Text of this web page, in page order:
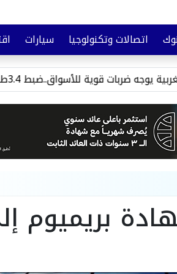
اتصالات وتكنولوجيا سيارات
3.4طن سلع مجهولة و3000رغيف مدعم قبل تهريبها